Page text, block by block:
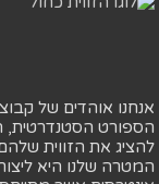
אנחנו אוהדים של
הספורט הסטנדרטית,
להציג את הזווית
המטרה שלנו היא